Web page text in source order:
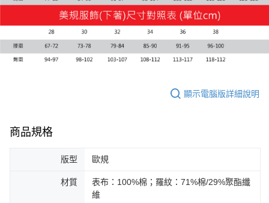
顯示電腦版詳細說明
商品規格
版型 歐規
材質
表布：100%棉；羅紋：71%棉/29%聚酯纖
維